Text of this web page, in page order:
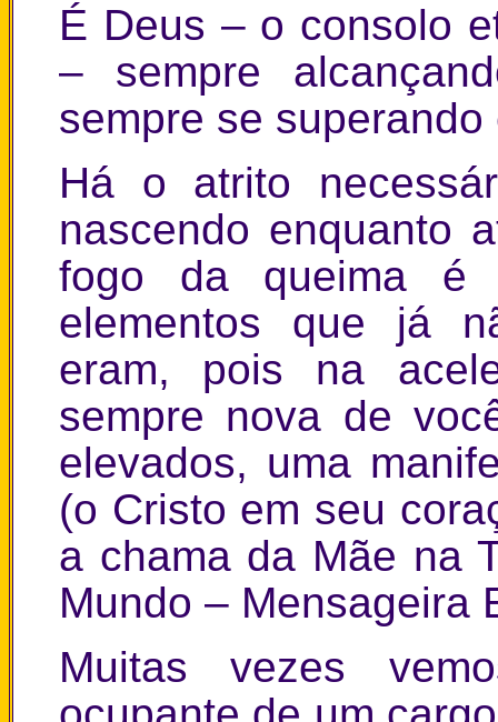
É Deus – o consolo
– sempre
sempre se
Há o atrito
nascendo enquanto
fogo da queima é
elementos que já
eram, pois na
sempre nova de
elevados, uma
(o Cristo em seu
a chama da Mãe na
Mundo – Mensageira
Muitas vezes